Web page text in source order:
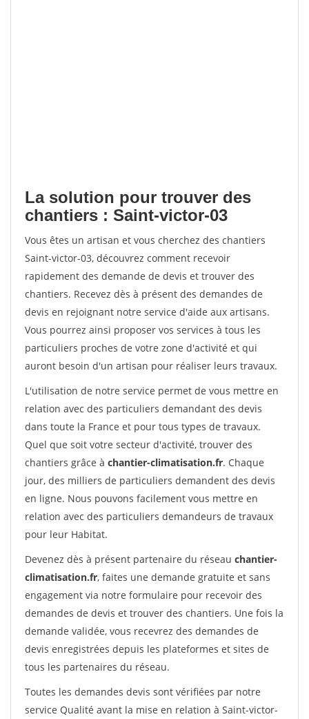
La solution pour trouver des
chantiers : Saint-victor-03
Vous êtes un artisan et vous cherchez des chantiers
Saint-victor-03, découvrez comment recevoir
rapidement des demande de devis et trouver des
chantiers. Recevez dès à présent des demandes de
devis en rejoignant notre service d'aide aux artisans.
Vous pourrez ainsi proposer vos services à tous les
particuliers proches de votre zone d'activité et qui
auront besoin d'un artisan pour réaliser leurs travaux.
L'utilisation de notre service permet de vous mettre en
relation avec des particuliers demandant des devis
dans toute la France et pour tous types de travaux.
Quel que soit votre secteur d'activité, trouver des
chantiers grâce à chantier-climatisation.fr. Chaque
jour, des milliers de particuliers demandent des devis
en ligne. Nous pouvons facilement vous mettre en
relation avec des particuliers demandeurs de travaux
pour leur Habitat.
Devenez dès à présent partenaire du réseau chantier-
climatisation.fr, faites une demande gratuite et sans
engagement via notre formulaire pour recevoir des
demandes de devis et trouver des chantiers. Une fois la
demande validée, vous recevrez des demandes de
devis enregistrées depuis les plateformes et sites de
tous les partenaires du réseau.
Toutes les demandes devis sont vérifiées par notre
service Qualité avant la mise en relation à Saint-victor-